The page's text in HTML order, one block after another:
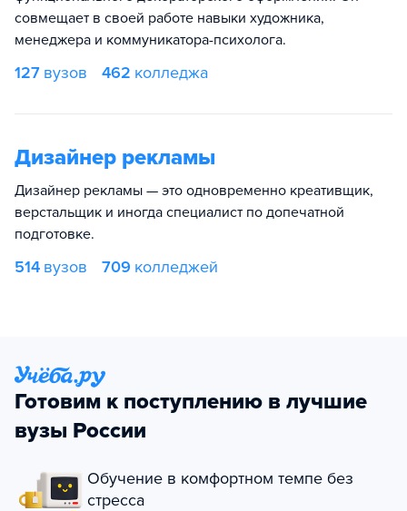
совмещает в своей работе навыки художника,
менеджера и коммуникатора-психолога.
127 вузов 462 колледжа
Дизайнер рекламы
Дизайнер рекламы — это одновременно креативщик,
верстальщик и иногда специалист по допечатной
подготовке.
514 вузов 709 колледжей
Готовим к поступлению в лучшие
вузы России
Обучение в комфортном темпе без
стресса